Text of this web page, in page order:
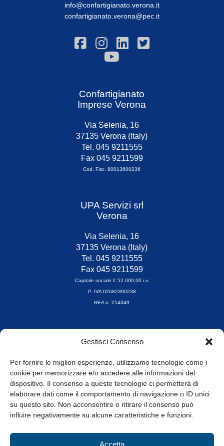
Gestisci Consenso
Per fornire le migliori esperienze, utilizziamo tecnologie come i
cookie per memorizzare e/o accedere alle informazioni del
dispositivo. Il consenso a queste tecnologie ci permetterà di
elaborare dati come il comportamento di navigazione o ID unici
su questo sito. Non acconsentire o ritirare il consenso può
influire negativamente su alcune caratteristiche e funzioni.
Accetta
info@confartigianato.verona.it
confartigianato.verona@pec.it
Confartigianato
Imprese Verona
Via Selenia, 16
37135 Verona (Italy)
Tel. 045 9211555
Fax 045 9211599
Cod. Fisc. 80013600236
UPA Servizi srl
Verona
Via Selenia, 16
37135 Verona (Italy)
Tel. 045 9211555
Fax 045 9211599
Capitale sociale € 52.000,00 i.v.
P. IVA 02682390238
REA n. 254349
Orari di apertura
8.30-13.00 / 14.00-17.30
Whistleblowing
© Tutti i diritti riservati
Privacy Policy e Cookie|Informativa Cookie